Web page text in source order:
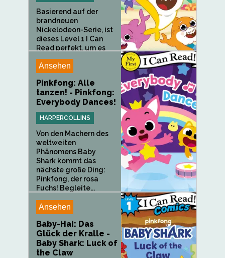
Basierend auf der
brandneuen
Nickelodeon-Serie, ist
dieses Level 1 I Can
Read perfekt, um es
Ansehen
Pinkfong: Alle
tanzen! - Pinkfong:
Everybody Dances!
HARPERCOLLINS
Von den Machern des
weltweiten
Phänomens Baby
Shark kommt das
nächste große Ding:
Pinkfong, der rosa
Fuchs! Begleite...
Ansehen
Baby-Hai: Das
Glück der Kralle -
Baby Shark: Luck of
the Claw